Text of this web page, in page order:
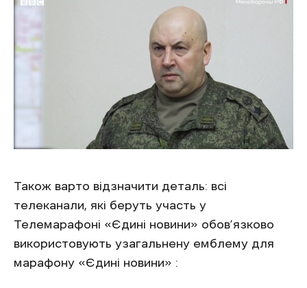
Також варто відзначити деталь: всі
телеканали, які беруть участь у
Телемарафоні «Єдині новини» обов’язково
використовують узагальнену емблему для
марафону «Єдині новини» :